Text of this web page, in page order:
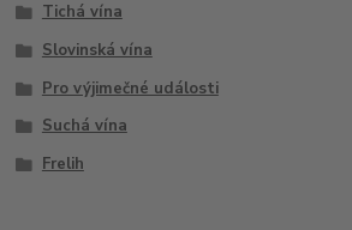
Tichá vína
Slovinská vína
Pro výjimečné události
Suchá vína
Frelih